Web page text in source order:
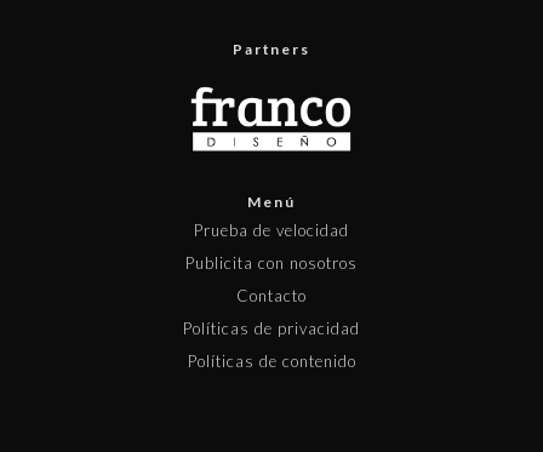
Partners
Menú
Prueba de velocidad
Publicita con nosotros
Contacto
Políticas de privacidad
Políticas de contenido